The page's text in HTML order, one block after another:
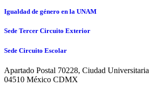
Igualdad de género en la UNAM
Sede Tercer Circuito Exterior
Sede Circuito Escolar
Apartado Postal 70228, Ciudad Universitaria
04510 México CDMX